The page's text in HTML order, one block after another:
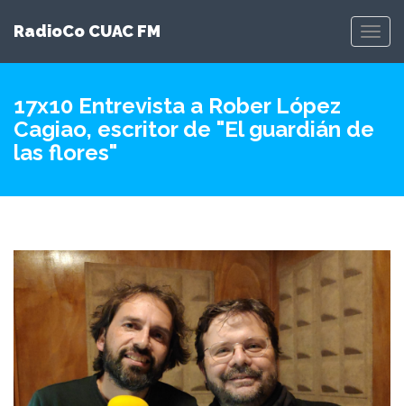
RadioCo CUAC FM
17x10 Entrevista a Rober López
Cagiao, escritor de "El guardián de
las flores"